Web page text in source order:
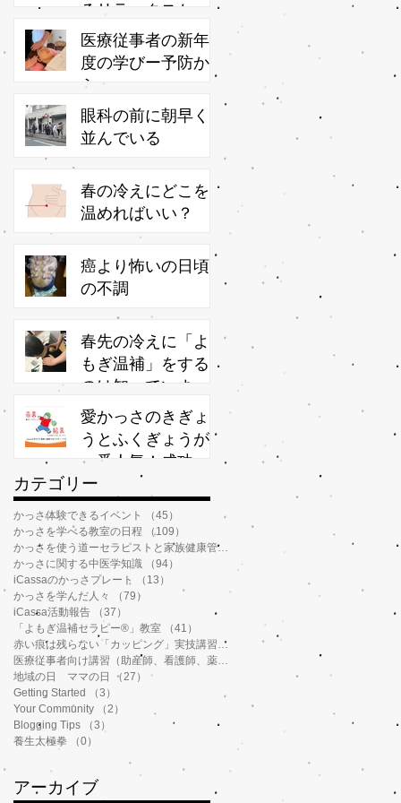
るリラックスかっ
さ
医療従事者の新年
度の学びー予防か
ら
眼科の前に朝早く
並んでいる
春の冷えにどこを
温めればいい？
癌より怖いの日頃
の不調
春先の冷えに「よ
もぎ温補」をする
のは知っています
か？
愛かっさのきぎょ
うとふくぎょうが
一番人気！成功率
が高いわけ
​カテゴリー
かっさ体験できるイベント （45）
45件の記事
かっさを学べる教室の日程
（109）
かっさを使う道ーセラピストと家族健康管理
かっさに関する中医学知識
（94）
iCassaのかっさプレート
（13）
かっさを学んだ人々
（79）
79件の記事
iCassa活動報告
（37）
「よもぎ温補セラピー®️」教室
（41）
赤い痕は残らない「カッピング」実技講習（6）
6件の記事
地域の日 ママの日
（27）
27件の記事
Getting Started
（3）
Your Community
（2）
Blogging Tips
（3）
養生太極拳
（0）
アーカイブ